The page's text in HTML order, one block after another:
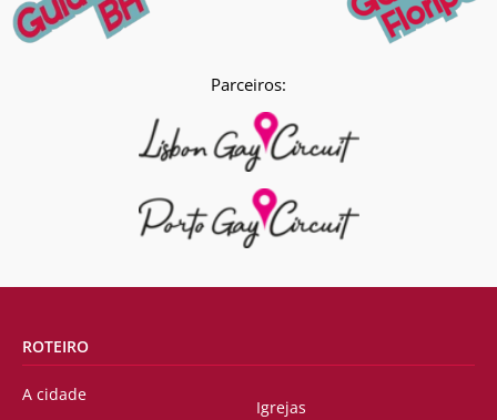
Parceiros:
ROTEIRO
A cidade
Igrejas